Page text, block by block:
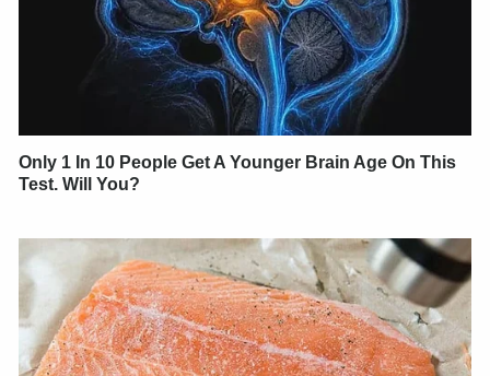
Only 1 In 10 People Get A Younger Brain Age On This
Test. Will You?